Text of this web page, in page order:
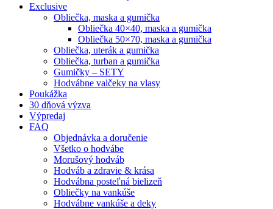
Exclusive
Obliečka, maska a gumička
Obliečka 40×40, maska a gumička
Obliečka 50×70, maska a gumička
Obliečka, uterák a gumička
Obliečka, turban a gumička
Gumičky – SETY
Hodvábne valčeky na vlasy
Poukážka
30 dňová výzva
Výpredaj
FAQ
Objednávka a doručenie
Všetko o hodvábe
Morušový hodváb
Hodváb a zdravie & krása
Hodvábna posteľná bielizeň
Obliečky na vankúše
Hodvábne vankúše a deky